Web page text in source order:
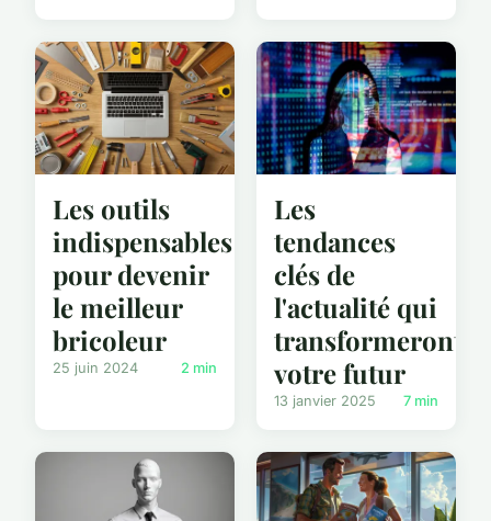
Les outils
indispensables
pour devenir
le meilleur
bricoleur
25 juin 2024 2 min
Les
tendances
clés de
l'actualité qui
transformeront
votre futur
13 janvier 2025 7 min